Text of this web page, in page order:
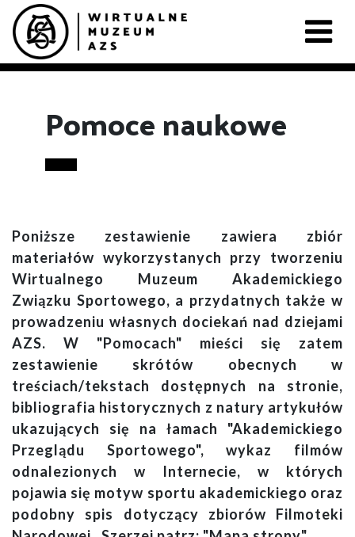
Pomoce naukowe
Poniższe zestawienie zawiera zbiór
materiałów wykorzystanych przy tworzeniu
Wirtualnego Muzeum Akademickiego
Związku Sportowego, a przydatnych także w
prowadzeniu własnych dociekań nad dziejami
AZS. W "Pomocach" mieści się zatem
zestawienie skrótów obecnych w
treściach/tekstach dostępnych na stronie,
bibliografia historycznych z natury artykułów
ukazujących się na łamach "Akademickiego
Przeglądu Sportowego", wykaz filmów
odnalezionych w Internecie, w których
pojawia się motyw sportu akademickiego oraz
podobny spis dotyczący zbiorów Filmoteki